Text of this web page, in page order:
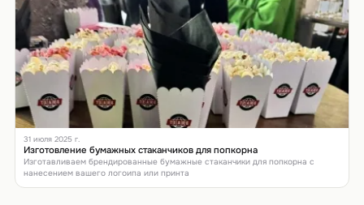
31 июля 2025 г.
Изготовление бумажных стаканчиков для попкорна
Изготавливаем брендированные бумажные стаканчики для попкорна с
нанесением вашего логоипа или принта